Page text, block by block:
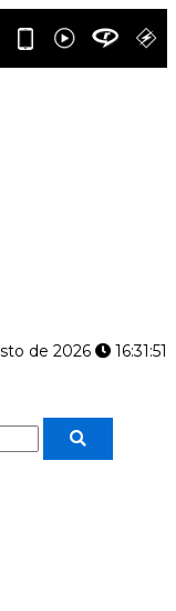
de 2026
16:31:52